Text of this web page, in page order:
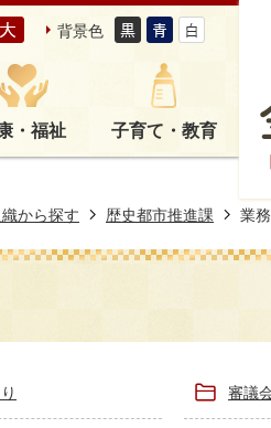
背景色
・福祉 子育て・教育
から探す 歴史都市推進課 業
審議